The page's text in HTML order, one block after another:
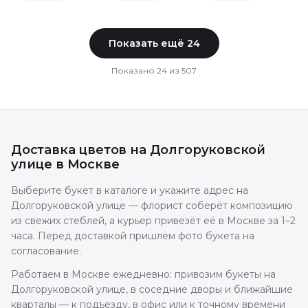
Показать ещё 24
Показано 24 из 507
Доставка цветов на Долгоруковской
улице в Москве
Выберите букет в каталоге и укажите адрес на
Долгоруковской улице — флорист соберёт композицию
из свежих стеблей, а курьер привезёт её в Москве за 1–2
часа. Перед доставкой пришлём фото букета на
согласование.
Работаем в Москве ежедневно: привозим букеты на
Долгоруковской улице, в соседние дворы и ближайшие
кварталы — к подъезду, в офис или к точному времени